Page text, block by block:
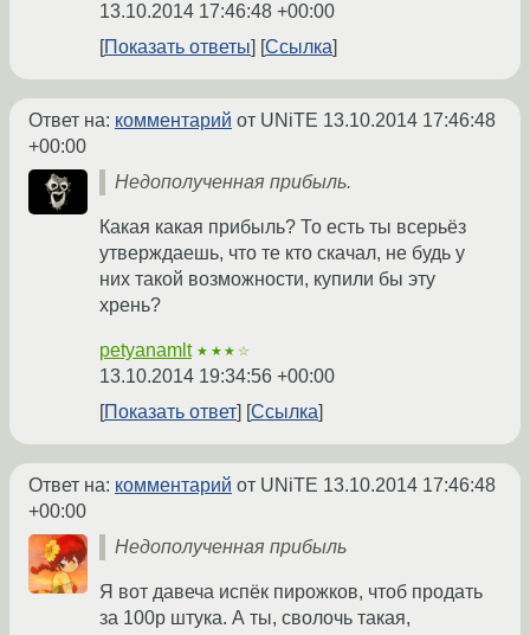
13.10.2014 17:46:48 +00:00
Показать ответы
Ссылка
Ответ на: комментарий от UNiTE 13.10.2014 17:46:48
+00:00
Недополученная прибыль.
Какая какая прибыль? То есть ты всерьёз
утверждаешь, что те кто скачал, не будь у
них такой возможности, купили бы эту
хрень?
petyanamlt ★★★☆
13.10.2014 19:34:56 +00:00
Показать ответ
Ссылка
Ответ на: комментарий от UNiTE 13.10.2014 17:46:48
+00:00
Недополученная прибыль
Я вот давеча испёк пирожков, чтоб продать
за 100р штука. А ты, сволочь такая,